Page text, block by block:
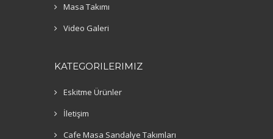
Masa Takımı
Video Galeri
KATEGORILERIMIZ
Eskitme Ürünler
İletişim
Cafe Masa Sandalye Takımları